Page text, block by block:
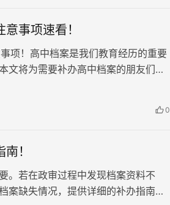
事项速看！
！高中档案是我们教育经历的重要
文将为需要补办高中档案的朋友们提
0
！
。若在政审过程中发现档案资料不
案缺失情况，提供详细的补办指南，